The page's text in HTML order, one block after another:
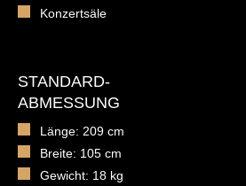
Konzertsäle
STANDARD-
ABMESSUNG
Länge: 209 cm
Breite: 105 cm
Gewicht: 18 kg